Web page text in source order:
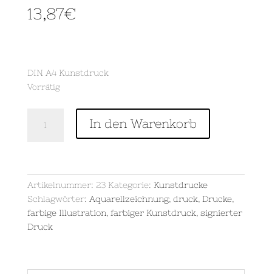
13,87€
DIN A4 Kunstdruck
Vorrätig
In den Warenkorb
Artikelnummer: 23 Kategorie: Kunstdrucke
Schlagwörter: Aquarellzeichnung, druck, Drucke,
farbige Illustration farbiger Kunstdruck, signierter
Druck